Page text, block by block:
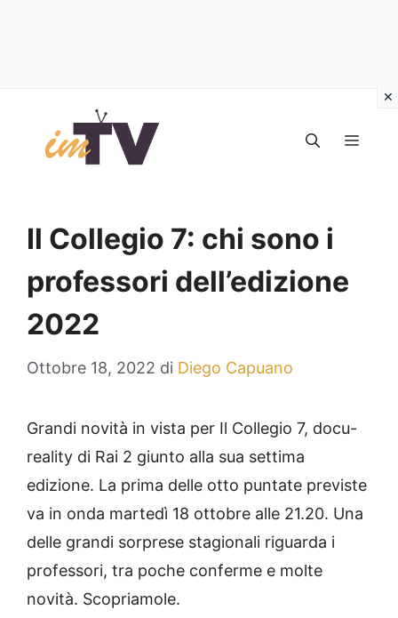
contenuto
Il Collegio 7: chi sono i
professori dell’edizione
2022
Ottobre 18, 2022 di Diego Capuano
Grandi novità in vista per Il Collegio 7, docu-
reality di Rai 2 giunto alla sua settima
edizione. La prima delle otto puntate previste
va in onda martedì 18 ottobre alle 21.20. Una
delle grandi sorprese stagionali riguarda i
professori, tra poche conferme e molte
novità. Scopriamole.